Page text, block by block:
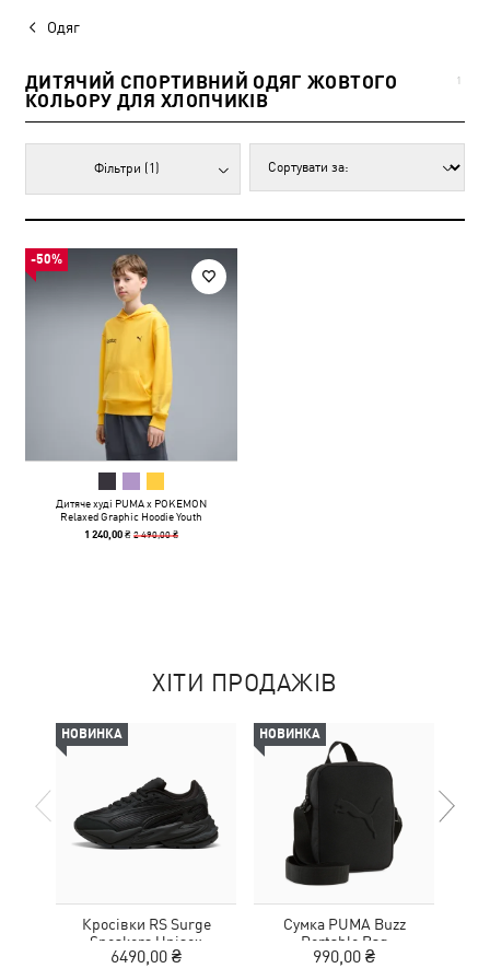
Одяг
ДИТЯЧИЙ СПОРТИВНИЙ ОДЯГ ЖОВТОГО
КОЛЬОРУ ДЛЯ ХЛОПЧИКІВ
1
Фільтри (1)
-50%
Дитяче худі PUMA x POKEMON
Relaxed Graphic Hoodie Youth
1 240,00 ₴2 490,00 ₴
ХІТИ ПРОДАЖІВ
НОВИНКА
Кросівки RS Surge
Sneakers Unisex
6490,00 ₴
НОВИНКА
Сумка PUMA Buzz
Portable Bag
990,00 ₴